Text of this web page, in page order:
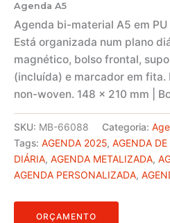
Agenda A5
Agenda bi-material A5 em
Está organizada num plano
magnético, bolso frontal,
(incluída) e marcador em fita.
non-woven. 148 x 210 mm |
SKU: MB-66088 Categoria:
Tags: AGENDA 2025, AGENDA DE
DIÁRIA, AGENDA METALIZADA,
AGENDA PERSONALIZADA,
ORÇAMENTO